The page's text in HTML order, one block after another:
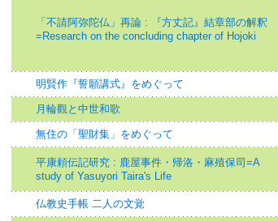
「不請阿弥陀仏」再論 : 『方丈記』結章部の解釈
=Research on the concluding chapter of Hojoki
明賢作『誓願講式』をめぐって
月輪觀と中世和歌
無住の「聖財集」をめぐって
平康頼伝記研究 : 鹿屋事件・帰洛・麻殖保司=A
study of Yasuyori Taira's Life
仏教史手帳 二人の文覚